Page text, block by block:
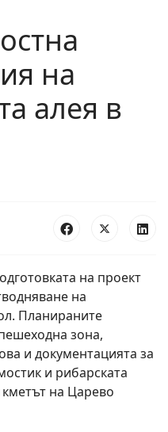
на
алея в
на проект
на
Планираните
зона,
и документацията за
и рибарската
на Царево